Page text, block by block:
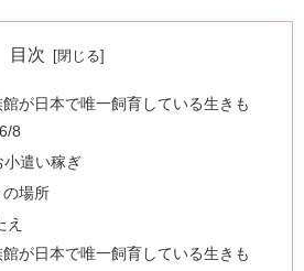
目次
が日本で唯一飼育している生きも
8
小遣い稼ぎ
場所
え
が日本で唯一飼育している生きも